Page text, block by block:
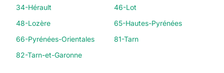
34-Hérault
46-Lot
48-Lozère
65-Hautes-Pyrénées
66-Pyrénées-Orientales
81-Tarn
82-Tarn-et-Garonne